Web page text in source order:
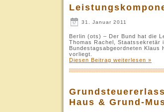
31. Januar 2011
Berlin (ots) – Der Bund hat die
Thomas Rachel, Staatssekretär
Bundestagsabgeordneten Klaus
vorliegt.
Diesen Beitrag weiterlesen »
Haus & Grund-